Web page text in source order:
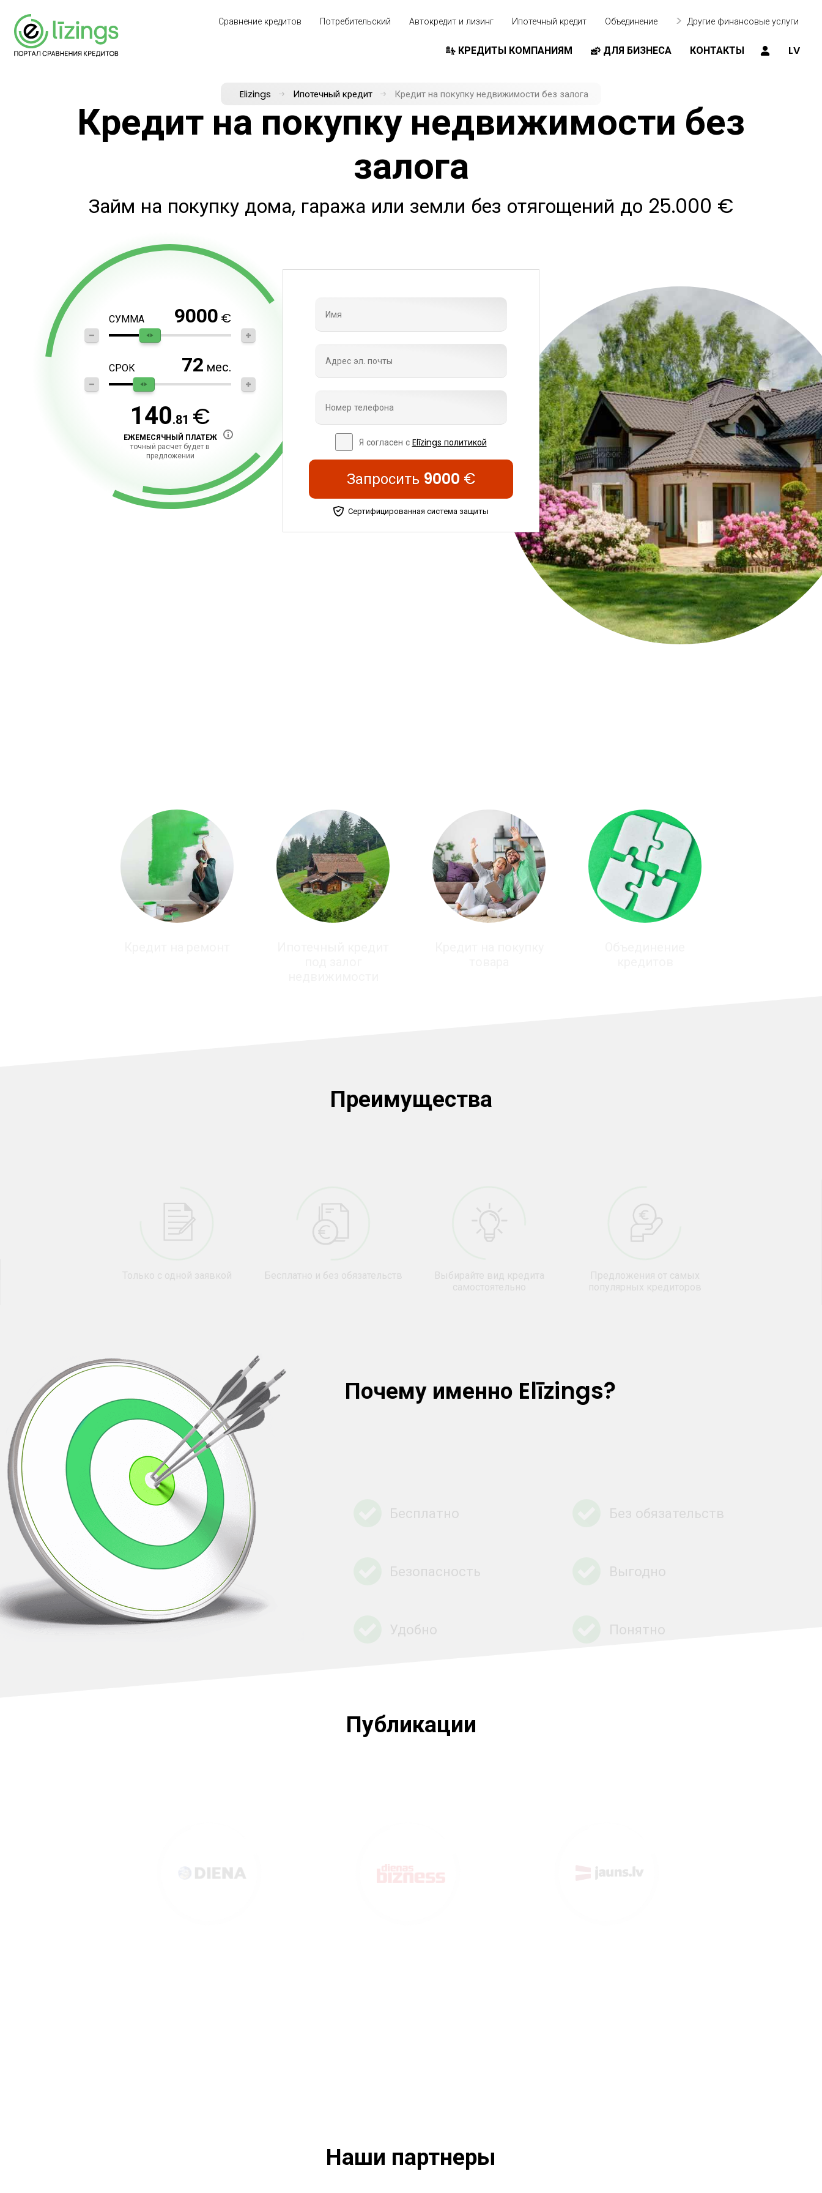
Сравнение кредитов Потребительский Автокредит и лизинг Ипотечный кредит Объединение Другие финансовые услуги
LV
КРЕДИТЫ КОМПАНИЯМ ДЛЯ БИЗНЕСА КОНТАКТЫ
Elizings Ипотечный кредит Кредит на покупку недвижимости без залога
Кредит на покупку недвижимости без
залога
Займ на покупку дома, гаража или земли без отягощений до 25.000 €
СУММА 9000 €
СРОК 72 мес.
140.81 €
ЕЖЕМЕСЯЧНЫЙ ПЛАТЕЖ
точный расчет будет в
предложении
Я согласен с Elīzings политикой
Запросить 9000 €
Сертифицированная система защиты
Преимущества
Только с одной заявкой Бесплатно и без обязательств
Выбирайте вид кредита
самостоятельно
Предложения от самых
популярных кредиторов
Почему именно Elīzings?
Бесплатно Без обязательств
Безопасность Выгодно
Удобно Понятно
Публикации
Наши партнеры